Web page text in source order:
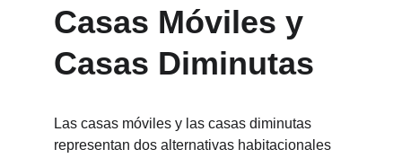
Casas Móviles y
Casas Diminutas
Las casas móviles y las casas diminutas
representan dos alternativas habitacionales